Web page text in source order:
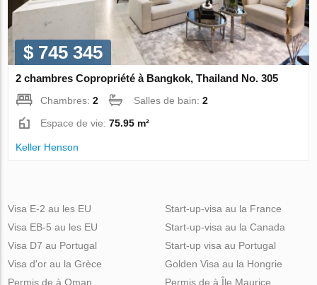
$ 745 345
2 chambres Copropriété à Bangkok, Thailand No. 305
Chambres:2 Salles de bain:2
Espace de vie:75.95 m²
Keller Henson
Visa E-2 au les EU
Visa EB-5 au les EU
Visa D7 au Portugal
Visa d'or au la Grèce
Start-up-visa au la France
Start-up-visa au la Canada
Start-up visa au Portugal
Golden Visa au la Hongrie
Permis de à Oman
Permis de à Île Maurice